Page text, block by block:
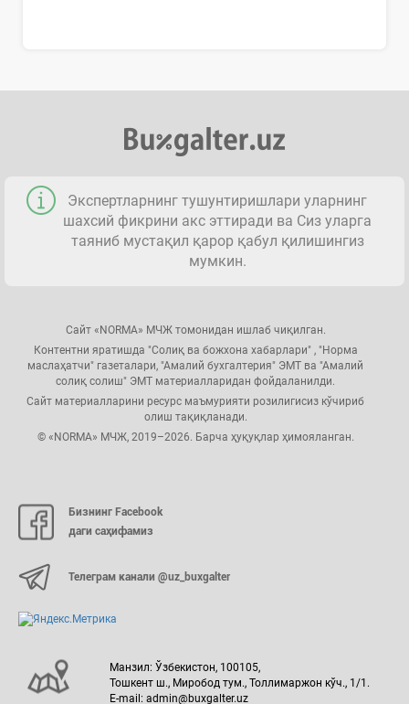
Экспертларнинг тушунтиришлари уларнинг
шахсий фикрини акс эттиради ва Сиз уларга
таяниб мустақил қарор қабул қилишингиз
мумкин.
Сайт «NORMA» МЧЖ томонидан ишлаб чиқилган.
Контентни яратишда "Солиқ ва божхона хабарлари" , "Норма
маслаҳатчи" газеталари, "Амалий бухгалтерия" ЭМТ ва "Амалий
солиқ солиш" ЭМТ материалларидан фойдаланилди.
Сайт материалларини ресурс маъмурияти розилигисиз кўчириб
олиш тақиқланади.
© «NORMA» МЧЖ, 2019–2026. Барча ҳуқуқлар ҳимояланган.
Бизнинг Facebook
даги саҳифамиз
Телеграм канали @uz_buxgalter
Манзил: Ўзбекистон, 100105,
Тошкент ш., Миробод тум., Толлимаржон кўч., 1/1.
E-mail: admin@buxgalter.uz